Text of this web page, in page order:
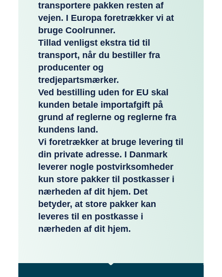
transportere pakken resten af
vejen. I Europa foretrækker vi at
bruge Coolrunner.
Tillad venligst ekstra tid til
transport, når du bestiller fra
producenter og
tredjepartsmærker.
Ved bestilling uden for EU skal
kunden betale importafgift på
grund af reglerne og reglerne fra
kundens land.
Vi foretrækker at bruge levering til
din private adresse. I Danmark
leverer nogle postvirksomheder
kun store pakker til postkasser i
nærheden af dit hjem. Det
betyder, at store pakker kan
leveres til en postkasse i
nærheden af dit hjem.